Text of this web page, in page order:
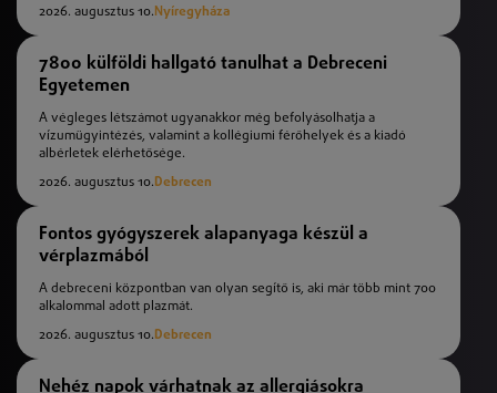
2026. augusztus 10. Nyíregyháza
7800 külföldi hallgató tanulhat a Debreceni
Egyetemen
A végleges létszámot ugyanakkor még befolyásolhatja a
vízumügyintézés, valamint a kollégiumi férőhelyek és a kiadó
albérletek elérhetősége.
2026. augusztus 10.Debrecen
Fontos gyógyszerek alapanyaga készül a
vérplazmából
A debreceni központban van olyan segítő is, aki már több mint 700
alkalommal adott plazmát.
2026. augusztus 10.Debrecen
Nehéz napok várhatnak az allergiásokra